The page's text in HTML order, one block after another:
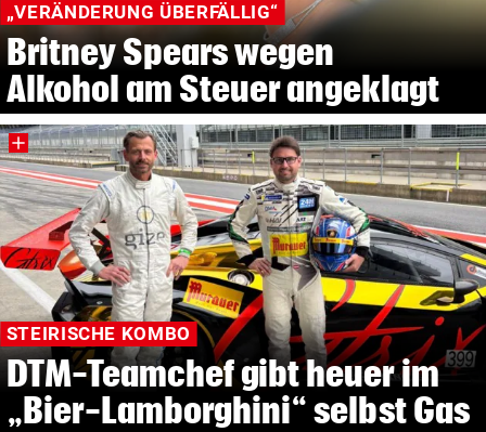
„VERÄNDERUNG ÜBERFÄLLIG“
Britney Spears wegen
Alkohol am Steuer angeklagt
STEIRISCHE KOMBO
DTM-Teamchef gibt heuer im
„Bier-Lamborghini“ selbst Gas